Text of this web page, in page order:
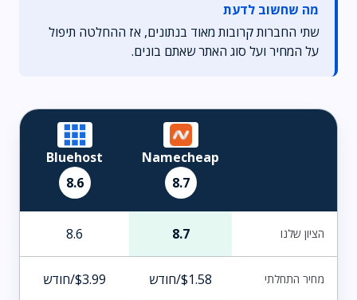
מה שחשוב לדעת
שתי החברות קרובות מאוד בנתונים, אז ההחלטה תיפול
על המחיר ועל סוג האתר שאתם בונים.
Namecheap
8.7
Bluehost
8.6
הציון שלנו 8.7
8.6
מחיר התחלתי $1.58/חודש $3.99/חודש